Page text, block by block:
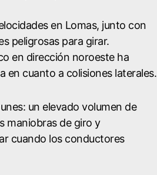
en Lomas, junto con
peligrosas para girar.
en dirección noroeste ha
en cuanto a colisiones laterales.
un elevado volumen de
maniobras de giro y
cuando los conductores